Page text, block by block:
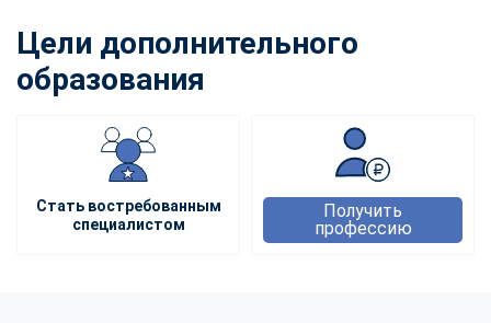
Цели дополнительного
образования
Стать востребованным
специалистом
Получить
профессию